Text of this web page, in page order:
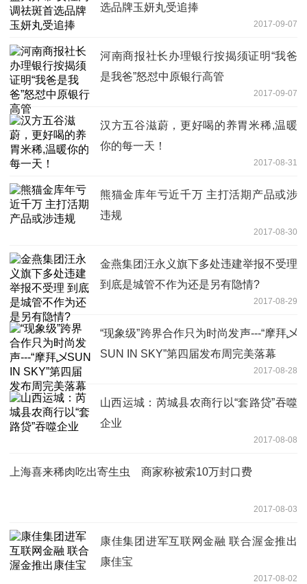
选品牌玉妍丸受追捧
2017-09-07
河南商报社长办理银行按揭须证明“我爸
是我爸”怒怼中原银行高管
2017-09-07
汉方五谷滋蔚，更好喝的养胃米稀,温暖
你的每一天！
2017-08-31
熊猫金库年亏近千万 主打活期产品或涉
违规
2017-08-30
金燕集团汪永义旗下多处违建举报不受理
到底是城管不作为还是另有隐情?
2017-08-29
“现象级”跨界合作只为时尚发声---“摩拜乄
SUN IN SKY”第四届发布周完美落幕
2017-08-28
山西运城：芮城县农商行以“套路贷”吞噬
企业
2017-08-08
上海喜来稀肉吃出寄生虫 商家称被索10万封口费
2017-08-03
康佳集团进军互联网金融 联合渥金推出
康佳宝
2017-08-02